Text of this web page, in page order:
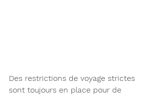
Des restrictions de voyage strictes
sont toujours en place pour de